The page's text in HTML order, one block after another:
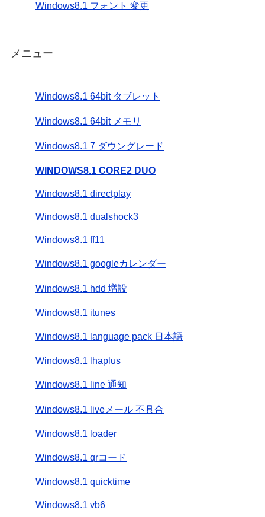
Windows8.1 フォント 変更
メニュー
Windows8.1 64bit タブレット
Windows8.1 64bit メモリ
Windows8.1 7 ダウングレード
WINDOWS8.1 CORE2 DUO
Windows8.1 directplay
Windows8.1 dualshock3
Windows8.1 ff11
Windows8.1 googleカレンダー
Windows8.1 hdd 増設
Windows8.1 itunes
Windows8.1 language pack 日本語
Windows8.1 lhaplus
Windows8.1 line 通知
Windows8.1 liveメール 不具合
Windows8.1 loader
Windows8.1 qrコード
Windows8.1 quicktime
Windows8.1 vb6